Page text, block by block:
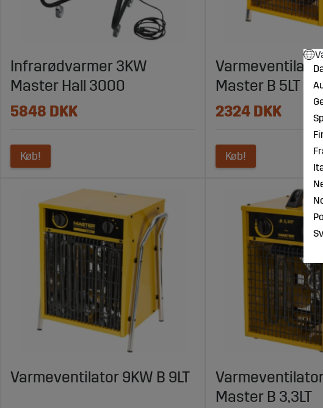
Infrarødvarmer 3KW
Master Hall 3000
5848 DKK
Køb!
Varmeventilator
Master B 5LT
2324 DKK
Køb!
Varmeventilator 9KW B 9LT
Master B 3,3LT